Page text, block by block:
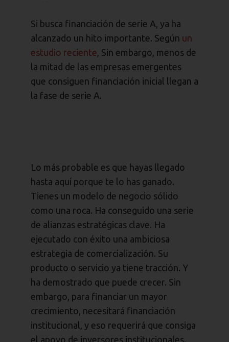
Si busca financiación de serie A, ya ha
alcanzado un hito importante. Según un
estudio reciente, Sin embargo, menos de
la mitad de las empresas emergentes
que consiguen financiación inicial llegan a
la fase de serie A.
Lo más probable es que hayas llegado
hasta aquí porque te lo has ganado.
Tienes un modelo de negocio sólido
como una roca. Ha conseguido una serie
de alianzas estratégicas clave. Ha
ejecutado con éxito una ambiciosa
estrategia de comercialización. Su
producto o servicio ya tiene tracción. Y
ha demostrado que puede crecer. Sin
embargo, para financiar un mayor
crecimiento, necesitará financiación
institucional, y eso requerirá que consiga
el apoyo de inversores institucionales.